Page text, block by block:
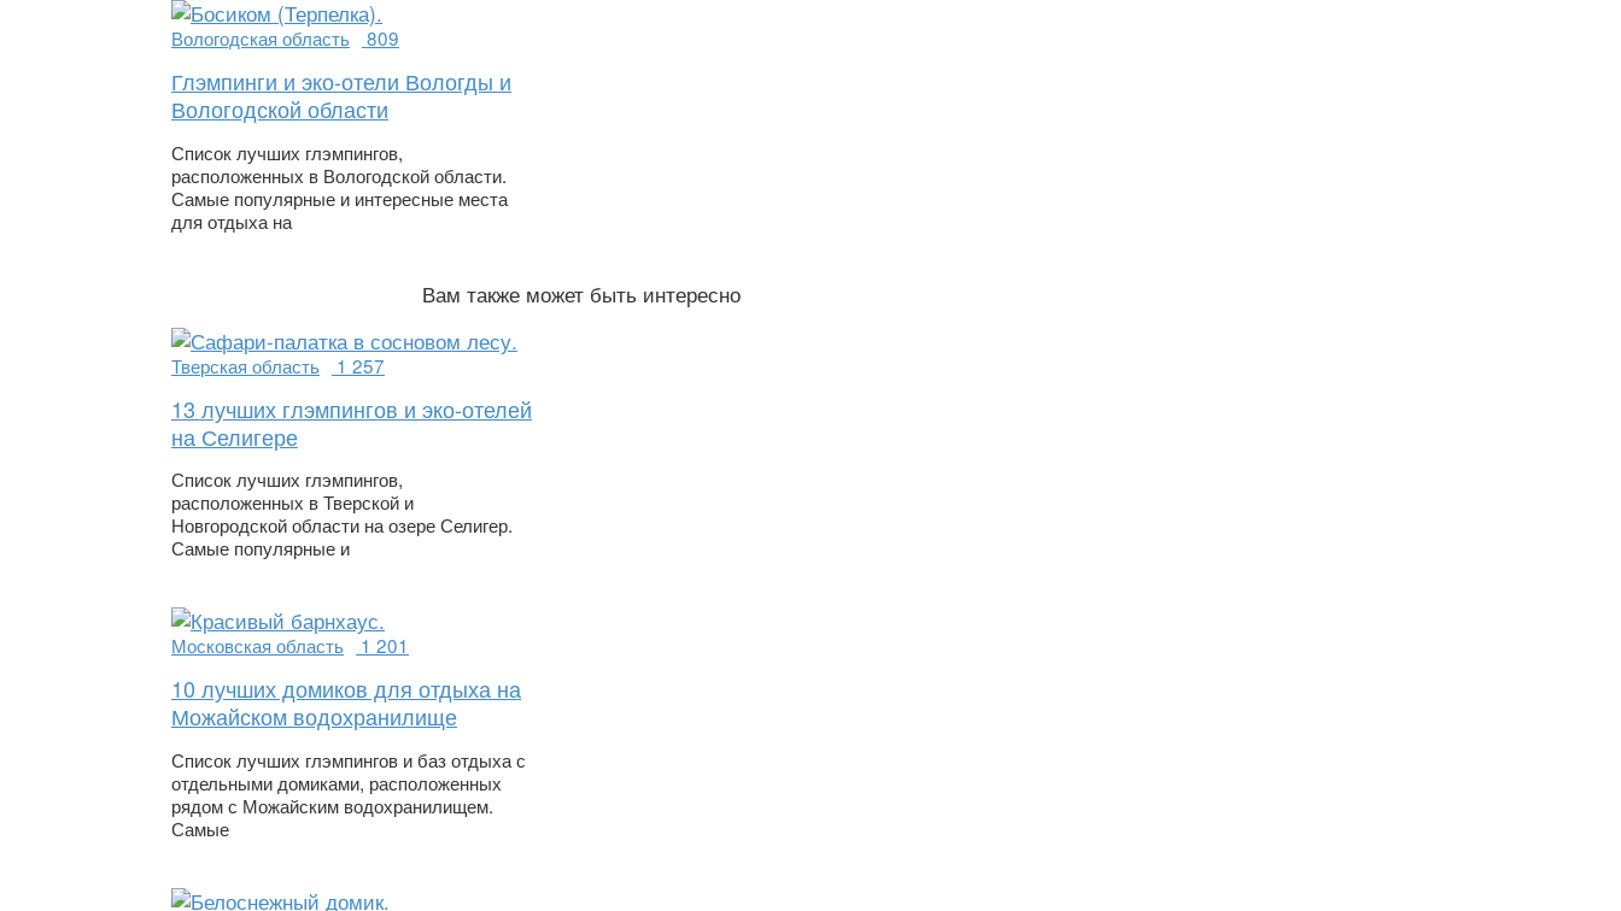
Вологодская область 809
Глэмпинги и эко-отели Вологды и
Вологодской области
Список лучших глэмпингов,
расположенных в Вологодской области.
Самые популярные и интересные места
для отдыха на
Вам также может быть интересно
Тверская область 1 257
13 лучших глэмпингов и эко-отелей
на Селигере
Список лучших глэмпингов,
расположенных в Тверской и
Новгородской области на озере Селигер.
Самые популярные и
Московская область 1 201
10 лучших домиков для отдыха на
Можайском водохранилище
Список лучших глэмпингов и баз отдыха с
отдельными домиками, расположенных
рядом с Можайским водохранилищем.
Самые